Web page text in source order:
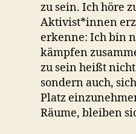
zu sein. Ich höre
Aktivist*innen
erkenne: Ich bin
kämpfen
zu sein heißt
sondern auch,
Platz
Räume, bleiben